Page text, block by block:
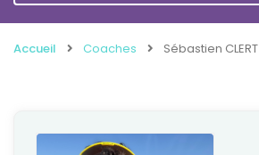
Accueil Coaches Sébastien CLERT